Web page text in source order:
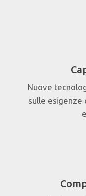
Nuove
sulle esigenze